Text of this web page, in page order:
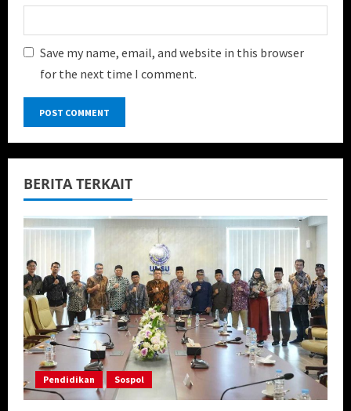
Save my name, email, and website in this browser
for the next time I comment.
BERITA TERKAIT
Pendidikan Sospol